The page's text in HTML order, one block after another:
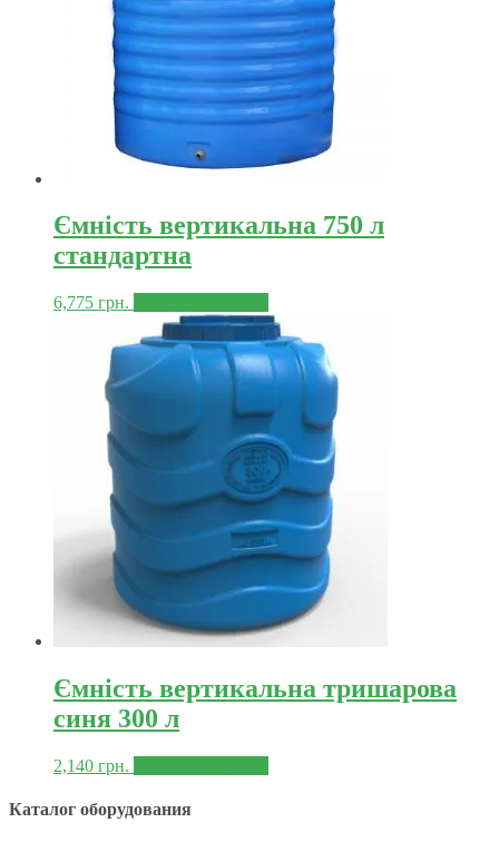
Ємність вертикальна 750 л
стандартна
6,775 грн.
Ємність вертикальна тришарова
синя 300 л
2,140 грн.
Каталог оборудования